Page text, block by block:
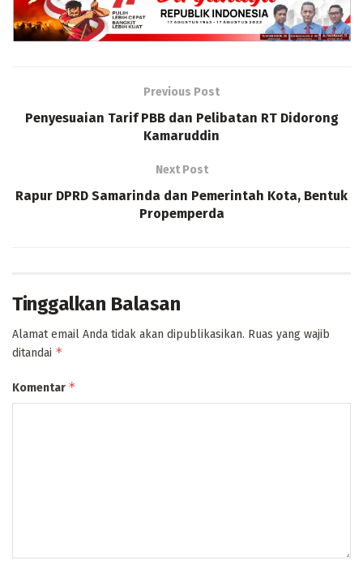
Previous Post
Penyesuaian Tarif PBB dan Pelibatan RT Didorong
Kamaruddin
Next Post
Rapur DPRD Samarinda dan Pemerintah Kota, Bentuk
Propemperda
Tinggalkan Balasan
Alamat email Anda tidak akan dipublikasikan. Ruas yang wajib
ditandai *
Komentar *